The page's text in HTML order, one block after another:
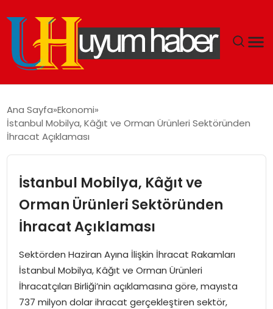
EKONOMI
SPOR
TEKNOLOJI
SAĞLIK
Ana Sayfa Ekonomi
İstanbul Mobilya, Kâğıt ve Orman Ürünleri Sektöründen
İhracat Açıklaması
İstanbul Mobilya, Kâğıt ve
Orman Ürünleri Sektöründen
İhracat Açıklaması
Sektörden Haziran Ayına İlişkin İhracat Rakamları
İstanbul Mobilya, Kâğıt ve Orman Ürünleri
İhracatçıları Birliği’nin açıklamasına göre, mayısta
737 milyon dolar ihracat gerçekleştiren sektör,